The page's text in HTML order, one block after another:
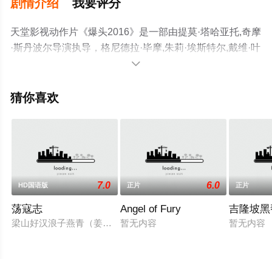
剧情介绍 我要评分
天堂影视动作片《爆头2016》是一部由提莫·塔哈亚托,奇摩
·斯丹波尔导演执导，格尼德拉·毕摩,朱莉·埃斯特尔,戴维·叶
诚万,切尔西·艾斯兰,耶皮·喀什南达,扎克·李,博朗·帕拉雷,冯
电影，手机免费观看高清未删减完整版电影大全就上天堂

猜你喜欢
HD国语版 7.0
荡寇志
梁山好汉浪子燕青（姜大卫 饰）经名妓李师师引见，得到皇帝
正片 6.0
Angel of Fury
暂无内容
正片
吉隆坡
暂无内容